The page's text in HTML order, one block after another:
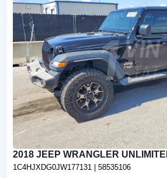
2018 JEEP WRANGLER
1C4HJXDG0JW177131 | 58535106